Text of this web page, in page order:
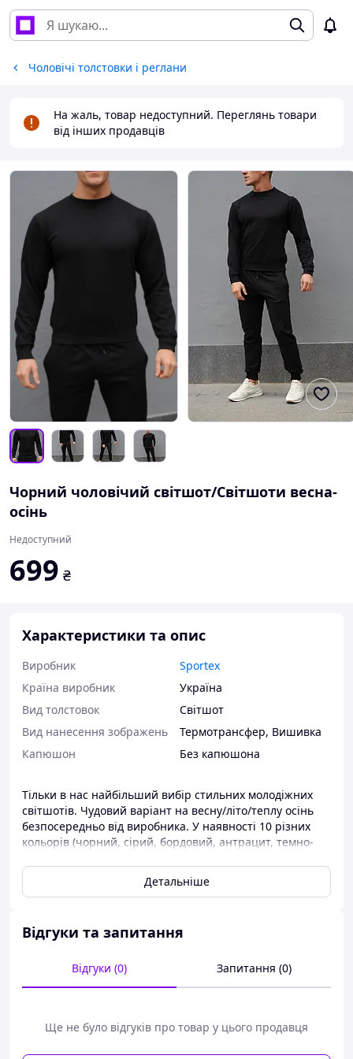
Чоловічі толстовки і реглани
На жаль, товар недоступний. Переглянь товари
від інших продавців
Чорний чоловічий світшот/Світшоти весна-
осінь
Недоступний
699 ₴
Характеристики та опис
Виробник
Sportex
Країна виробник
Україна
Вид толстовок
Світшот
Вид нанесення зображень
Термотрансфер, Вишивка
Капюшон
Без капюшона
Тільки в нас найбільший вибір стильних молодіжних
світшотів. Чудовий варіант на весну/літо/теплу осінь
безпосередньо від виробника. У наявності 10 різних
кольорів (чорний, сірий, бордовий, антрацит, темно-
розміри. Вибирайте вподобану річ і оформляйте
замовлення прямо зараз!
Модель — унісекс (підходить як для хлопців, так
і для дівчат)
Зручний крій, комфортні світшоти на кожен
день
двонитка (тканина постачається безпосередньо з
Детальніше
Відгуки та запитання
Відгуки (0) Запитання (0)
Ще не було відгуків про товар у цього продавця